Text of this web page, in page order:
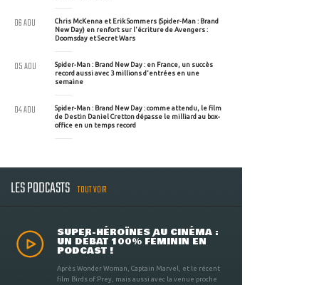
Chris McKenna et Erik Sommers (Spider-Man : Brand
New Day) en renfort sur l'écriture de Avengers :
Doomsday et Secret Wars
06 AOU
Spider-Man : Brand New Day : en France, un succès
record aussi avec 3 millions d'entrées en une
semaine
05 AOU
Spider-Man : Brand New Day : comme attendu, le film
de Destin Daniel Cretton dépasse le milliard au box-
office en un temps record
04 AOU
LES PODCASTS TOUT VOIR
SUPER-HÉROÏNES AU CINÉMA :
UN DÉBAT 100% FÉMININ EN
PODCAST !
Après Wonder Woman, Captain Marvel, et le récent
film Birds of Prey, mais aussi avec la venue proche